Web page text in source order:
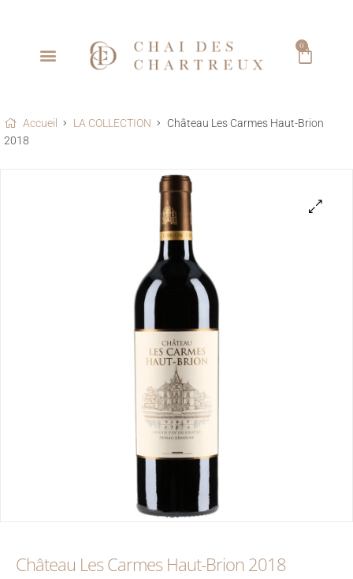
0
Accueil LA COLLECTION
Château Les Carmes Haut-Brion
2018
Château Les Carmes Haut-Brion 2018